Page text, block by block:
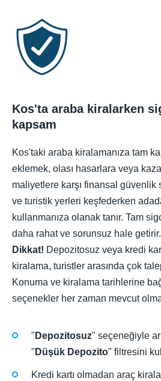
Kos'ta araba kiralarken
kapsam
Kos'taki araba kiralamanıza tam
eklemek, olası hasarlara veya
maliyetlere karşı finansal güvenlik
ve turistik yerleri keşfederken
kullanmanıza olanak tanır. Tam
daha rahat ve sorunsuz hale getirir.
Dikkat! Depozitosuz veya kredi
kiralama, turistler arasında çok
Konuma ve kiralama tarihlerine
seçenekler her zaman mevcut
" Depozitosuz" seçeneğiyle
" Düşük Depozito" filtresini
Kredi kartı olmadan araç